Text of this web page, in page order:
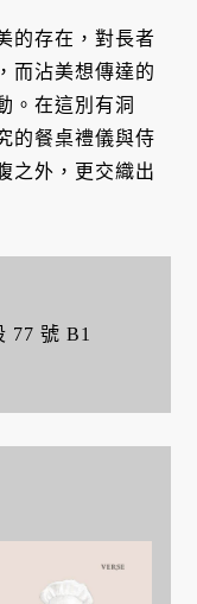
的存在，對長者
而沾美想傳達的
。在這別有洞
的餐桌禮儀與侍
之外，更交織出
77 號 B1